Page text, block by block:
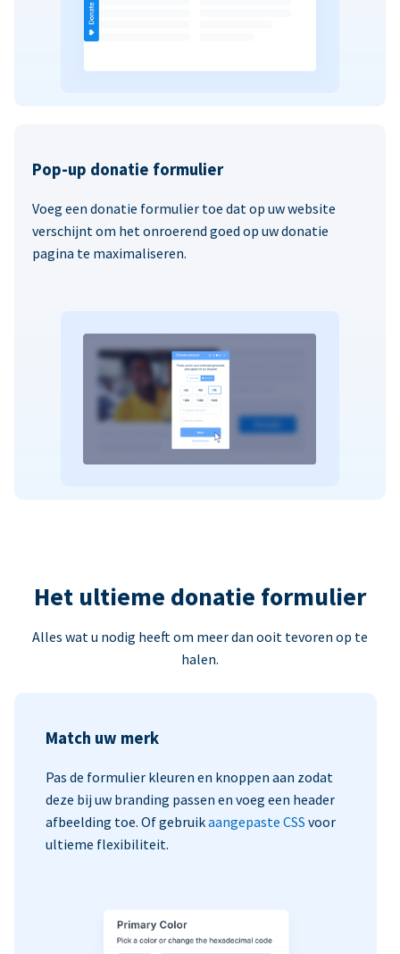
Pop-up donatie formulier
Voeg een donatie formulier toe dat op uw website
verschijnt om het onroerend goed op uw donatie
pagina te maximaliseren.
Het ultieme donatie formulier
Alles wat u nodig heeft om meer dan ooit tevoren op te
halen.
Match uw merk
Pas de formulier kleuren en knoppen aan zodat
deze bij uw branding passen en voeg een header
afbeelding toe. Of gebruikaangepaste CSS voor
ultieme flexibiliteit.